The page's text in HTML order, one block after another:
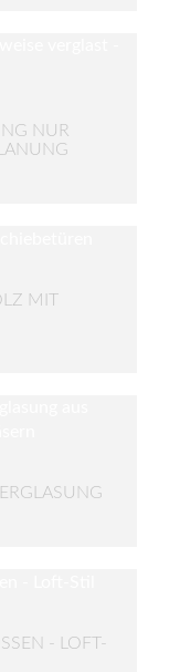
NUR
MIT
- LOFT-